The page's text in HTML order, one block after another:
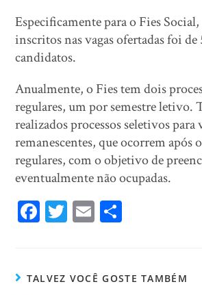
Especificamente para o Fies
inscritos nas vagas ofertadas foi de
candidatos.
Anualmente, o Fies tem dois
regulares, um por semestre letivo.
realizados processos seletivos para
remanescentes, que ocorrem após
regulares, com o objetivo de
eventualmente não ocupadas.
Fa
ok
T
er
E
TALVEZ VOCÊ GOSTE TAMBÉM